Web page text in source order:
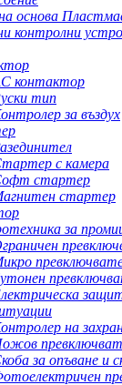
основа
контролни
контактор
тип
за въздух
с камера
стартер
стартер
за
на
за опъване и